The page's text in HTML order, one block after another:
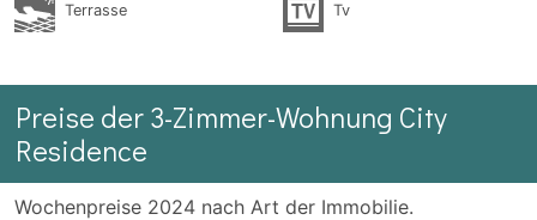
Terrasse Tv
Preise der 3-Zimmer-Wohnung City
Residence
Wochenpreise 2024 nach Art der Immobilie.